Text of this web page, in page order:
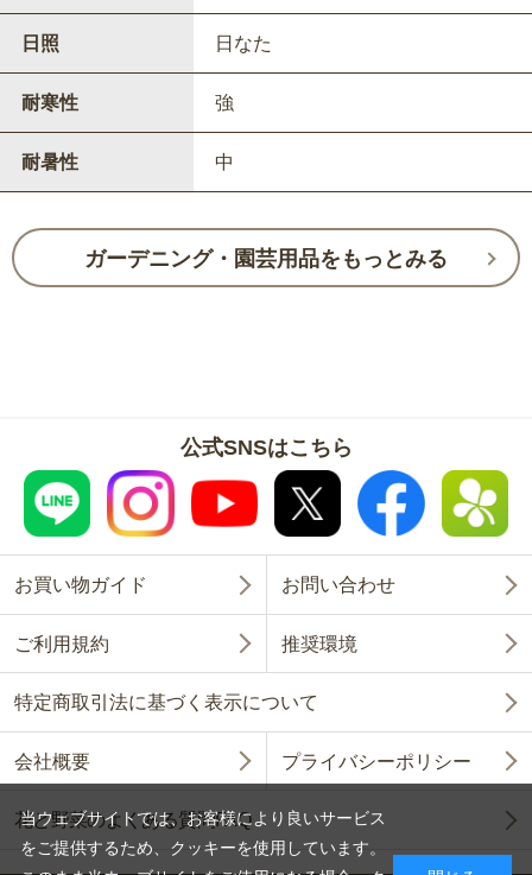
日照 日なた
耐寒性 強
耐暑性 中
ガーデニング・園芸用品をもっとみる
公式SNSはこちら
お買い物ガイド お問い合わせ
ご利用規約 推奨環境
特定商取引法に基づく表示について
会社概要 プライバシーポリシー
花と野菜のよくある質問FAQ
当ウェブサイトでは、お客様により良いサービス
をご提供するため、クッキーを使用しています。